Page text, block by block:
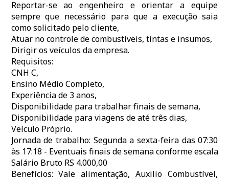
Reportar-se ao engenheiro e orientar a equipe
sempre que necessário para que a execução saia
como solicitado pelo cliente,
Atuar no controle de combustíveis, tintas e insumos,
Dirigir os veículos da empresa.
Requisitos:
CNH C,
Ensino Médio Completo,
Experiência de 3 anos,
Disponibilidade para trabalhar finais de semana,
Disponibilidade para viagens de até três dias,
Veículo Próprio.
Jornada de trabalho: Segunda a sexta-feira das 07:30
às 17:18 - Eventuais finais de semana conforme escala
Salário Bruto RS 4.000,00
Benefícios: Vale alimentação, Auxilio Combustível,